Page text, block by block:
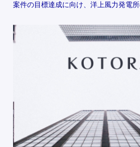
案件の目標達成に向け、洋上風力発電